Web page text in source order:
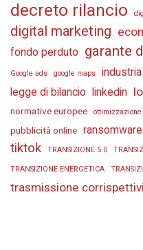
decreto rilancio
digital marketing
fondo perduto garante
Google ads google maps
legge di bilancio linkedin
normative europee
ottimizzazione
pubblicità online ransomware
tiktok TRANSIZIONE 5.0
TRANSIZIONE ENERGETICA
trasmissione corrispettivi